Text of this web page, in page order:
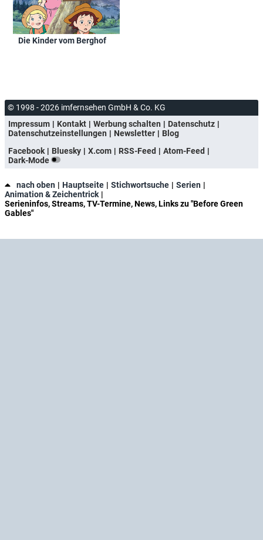
Die Kinder vom Berghof
© 1998 - 2026 imfernsehen GmbH & Co. KG
Impressum
Kontakt Werbung schalten
Datenschutz
Datenschutzeinstellungen
Newsletter
Blog
Facebook
Bluesky X.com RSS-Feed
Atom-Feed
Dark-Mode
nach oben Hauptseite Stichwortsuche
Serien
Animation & Zeichentrick
Serieninfos, Streams, TV-Termine, News, Links zu "Before Green
Gables"